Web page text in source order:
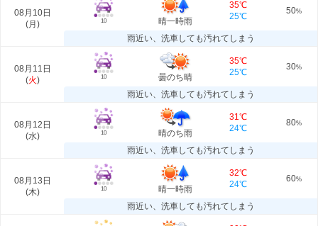
08月10日
(月 ) 10 晴一時雨
35℃
25℃
50%
雨近い、洗車しても汚れてしまう
08月11日
(火) 10 曇のち晴
35℃
25℃
30%
雨近い、洗車しても汚れてしまう
08月12日
(水) 10 晴のち雨
31℃
24℃
80%
雨近い、洗車しても汚れてしまう
08月13日
(木) 10 晴一時雨
32℃
24℃
60%
雨近い、洗車しても汚れてしまう